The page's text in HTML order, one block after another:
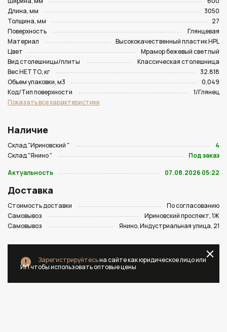
Длина, мм
3050
Толщина, мм
27
Поверхность
Глянцевая
Материал
Высококачественный пластик HPL
Цвет
Мрамор бежевый светлый
Вид столешницы/плиты
Классическая столешница
Вес НЕТТО, кг
32.818
Объем упаковки, м3
0,049
Код/Тип поверхности
1/Глянец
Показать все характеристики
Наличие
Склад "Ириновский "
4
Склад "Янино "
Под заказ
Актуальность
07.08.2026 05:22
Доставка
Стоимость доставки
По согласованию
Самовывоз
Ириновский проспект, 1Ж
Самовывоз
Янино, Индустриальная улица, 21
Зарегистрируйтесьна сайте как юридическое лицо или
ИП чтобы использовать оптовые цены